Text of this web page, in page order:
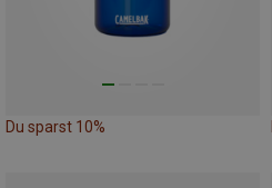
Du sparst 10%